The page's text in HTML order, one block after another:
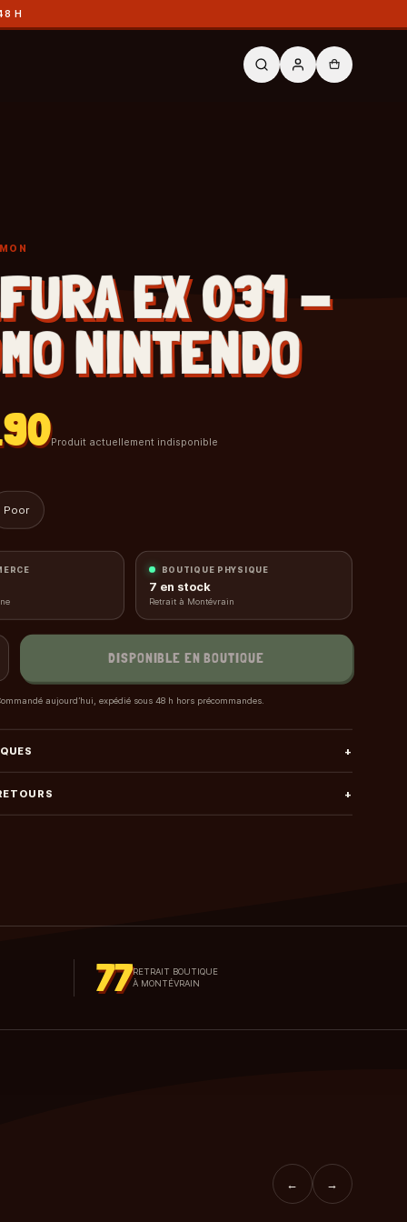
H
EX 031 -
NINTENDO
Produit actuellement indisponible
Poor
BOUTIQUE PHYSIQUE
7 en stock
Retrait à Montévrain
DISPONIBLE EN BOUTIQUE
aujourd’hui, expédié sous 48 h hors précommandes.
+
+
77RETRAIT BOUTIQUE
À MONTÉVRAIN
← →